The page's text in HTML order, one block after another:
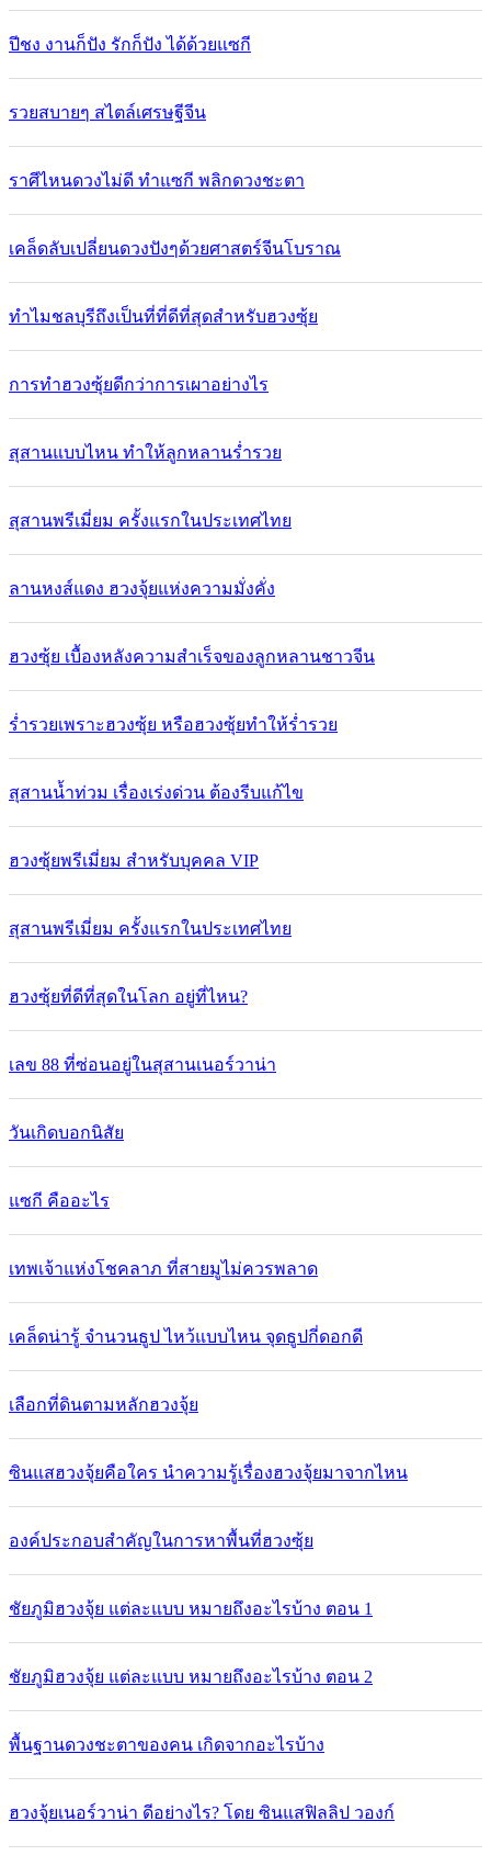
ปีชง งานก็ปัง รักก็ปัง ได้ด้วยแซกี
รวยสบายๆ สไตล์เศรษฐีจีน
ราศีไหนดวงไม่ดี ทำแซกี พลิกดวงชะตา
เคล็ดลับเปลี่ยนดวงปังๆด้วยศาสตร์จีนโบราณ
ทำไมชลบุรีถึงเป็นที่ที่ดีที่สุดสำหรับฮวงซุ้ย
การทำฮวงซุ้ยดีกว่าการเผาอย่างไร
สุสานแบบไหน ทำให้ลูกหลานร่ำรวย
สุสานพรีเมี่ยม ครั้งแรกในประเทศไทย
ลานหงส์แดง ฮวงจุ้ยแห่งความมั่งคั่ง
ฮวงซุ้ย เบื้องหลังความสำเร็จของลูกหลานชาวจีน
ร่ำรวยเพราะฮวงซุ้ย หรือฮวงซุ้ยทำให้ร่ำรวย
สุสานน้ำท่วม เรื่องเร่งด่วน ต้องรีบแก้ไข
ฮวงซุ้ยพรีเมี่ยม สำหรับบุคคล VIP
สุสานพรีเมี่ยม ครั้งแรกในประเทศไทย
ฮวงซุ้ยที่ดีที่สุดในโลก อยู่ที่ไหน?
เลข 88 ที่ซ่อนอยู่ในสุสานเนอร์วาน่า
วันเกิดบอกนิสัย
แซกี คืออะไร
เทพเจ้าแห่งโชคลาภ ที่สายมูไม่ควรพลาด
เคล็ดน่ารู้ จำนวนธูป ไหว้แบบไหน จุดธูปกี่ดอกดี
เลือกที่ดินตามหลักฮวงจุ้ย
ซินแสฮวงจุ้ยคือใคร นำความรู้เรื่องฮวงจุ้ยมาจากไหน
องค์ประกอบสำคัญในการหาพื้นที่ฮวงซุ้ย
ชัยภูมิฮวงจุ้ย แต่ละแบบ หมายถึงอะไรบ้าง ตอน 1
ชัยภูมิฮวงจุ้ย แต่ละแบบ หมายถึงอะไรบ้าง ตอน 2
พื้นฐานดวงชะตาของคน เกิดจากอะไรบ้าง
ฮวงจุ้ยเนอร์วาน่า ดีอย่างไร? โดย ซินแสฟิลลิป วองก์